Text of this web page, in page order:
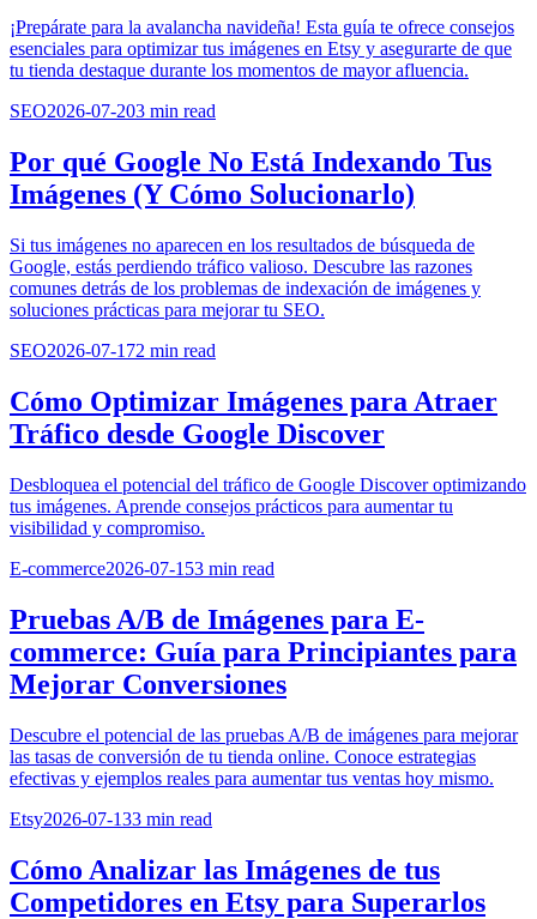
¡Prepárate para la avalancha navideña! Esta guía te ofrece consejos
esenciales para optimizar tus imágenes en Etsy y asegurarte de que
tu tienda destaque durante los momentos de mayor afluencia.
SEO2026-07-203 min read
Por qué Google No Está Indexando Tus
Imágenes (Y Cómo Solucionarlo)
Si tus imágenes no aparecen en los resultados de búsqueda de
Google, estás perdiendo tráfico valioso. Descubre las razones
comunes detrás de los problemas de indexación de imágenes y
soluciones prácticas para mejorar tu SEO.
SEO2026-07-172 min read
Cómo Optimizar Imágenes para Atraer
Tráfico desde Google Discover
Desbloquea el potencial del tráfico de Google Discover optimizando
tus imágenes. Aprende consejos prácticos para aumentar tu
visibilidad y compromiso.
E-commerce2026-07-153 min read
Pruebas A/B de Imágenes para E-
commerce: Guía para Principiantes para
Mejorar Conversiones
Descubre el potencial de las pruebas A/B de imágenes para mejorar
las tasas de conversión de tu tienda online. Conoce estrategias
efectivas y ejemplos reales para aumentar tus ventas hoy mismo.
Etsy2026-07-133 min read
Cómo Analizar las Imágenes de tus
Competidores en Etsy para Superarlos